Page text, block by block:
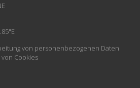
von personenbezogenen Daten
Cookies